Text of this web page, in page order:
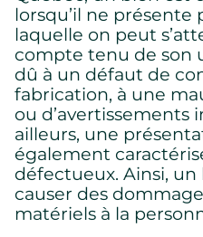
lorsqu’il ne présente
laquelle on peut
compte tenu de son
dû à un défaut de
fabrication, à une
ou d’avertissements
ailleurs, une
également
défectueux. Ainsi,
causer des
matériels à la